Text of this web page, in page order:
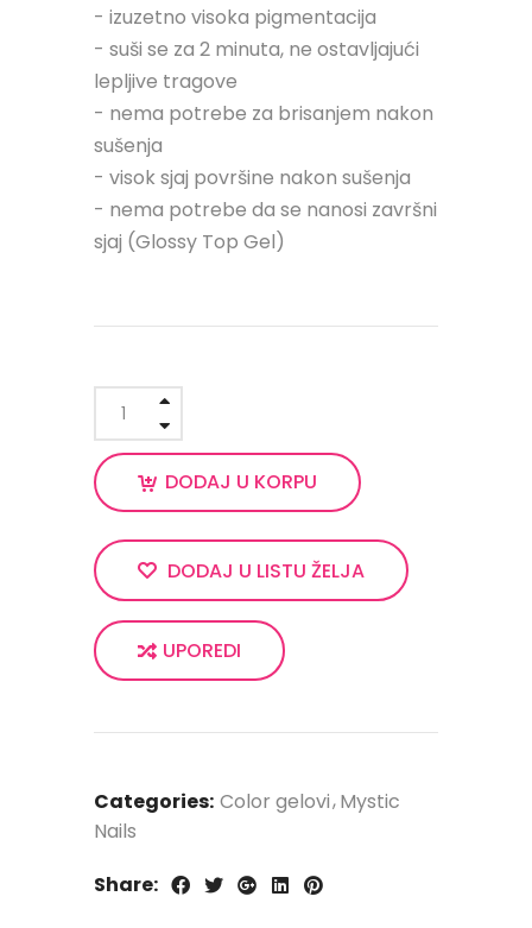
- izuzetno visoka pigmentacija
- suši se za 2 minuta, ne ostavljajući
lepljive tragove
- nema potrebe za brisanjem nakon
sušenja
- visok sjaj površine nakon sušenja
- nema potrebe da se nanosi završni
sjaj (Glossy Top Gel)
DODAJ U KORPU
DODAJ U LISTU ŽELJA
UPOREDI
Categories: Color gelovi Mystic
Nails
Share: